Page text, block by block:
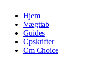
Hjem
Vægttab
Guides
Opskrifter
Om Choice